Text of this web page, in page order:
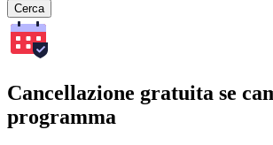
Cerca
Cancellazione gratuita se
programma